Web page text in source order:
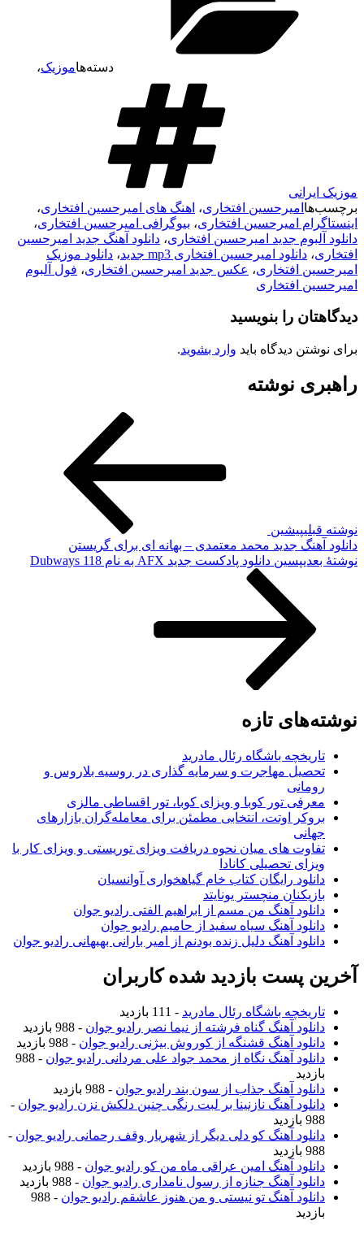
دسته‌هاموزیک،
موزیک ایرانی
برچسب‌ها امیرحسین افتخاری، اهنگ های امیرحسین افتخاری،
اینستاگرام امیرحسین افتخاری، بیوگرافی امیرحسین افتخاری،
دانلود آلبوم جدید امیرحسین افتخاری، دانلود آهنگ جدید امیرحسین
افتخاری، دانلود امیرحسین افتخاری mp3 جدید ، دانلود موزیک
امیرحسین افتخاری، عکس جدید امیرحسین افتخاری، فول آلبوم
امیرحسین افتخاری
دیدگاهتان را بنویسید
برای نوشتن دیدگاه باید وارد بشوید.
راهبری نوشته
نوشته قبلیپیشین
دانلود آهنگ جدید محمد معتمدی – بهانه ای برای گریستن
نوشته‌ٔ بعدیپسین دانلود پادکست جدید AFX به نام Dubways 118
نوشته‌های تازه
تاریخچه باشگاه رئال مادرید
تحصیل مهاجرت و سرمایه گذاری در روسیه بلاروس و
رومانی
معرفی تور کوبا و ویزای کوبا، تور اقساطی مالزی
بروکر اوتت، انتخابی مطمئن برای معامله‌گران بازارهای
جهانی
تفاوت های میان نحوه دریافت ویزای توریستی و ویزای کار با
ویزای تحصیلی کانادا
دانلود رایگان کتاب خام گیاهخواری آوانسیان
بازیکنان منچستر یونایتد
دانلود آهنگ من مسم از ابراهیم الفتی رادیو جوان
دانلود آهنگ سیاه سفید از حامیم رادیو جوان
دانلود آهنگ دلیل زنده بودنم از امیر بارانی بهبهانی رادیو جوان
آخرین پست بازدید شده کاربران
تاریخچه باشگاه رئال مادرید - 111 بازدید
دانلود آهنگ گناه فرشته از نیما نصر رادیو جوان - 988 بازدید
دانلود آهنگ قشنگه از کوروش بیژنی رادیو جوان - 988 بازدید
دانلود آهنگ نگاه از محمد جواد علی مردانی رادیو جوان
- 988
بازدید
دانلود آهنگ جذاب از سون بند رادیو جوان - 988 بازدید
دانلود آهنگ نازنینا بر لبت رنگی چنین دلکش نزن رادیو جوان -
988 بازدید
دانلود آهنگ کو دلی دیگر از شهریار وقف رحمانی رادیو جوان -
988 بازدید
دانلود آهنگ امین عراقی ماه من کو رادیو جوان - 988 بازدید
دانلود آهنگ جنازه از رسول نامداری رادیو جوان - 988 بازدید
دانلود آهنگ تو نیستی و من هنوز عاشقم رادیو جوان
- 988
بازدید